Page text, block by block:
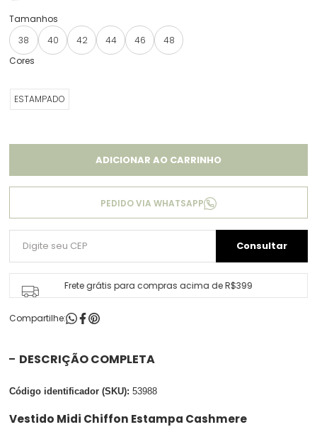
38 40 42 44 46 48
ESTAMPADO
ADICIONAR AO CARRINHO
PEDIDO VIA WHATSAPP
Frete grátis para compras acima de R$399
Compartilhe:
DESCRIÇÃO COMPLETA
Código identificador (SKU): 53988
Vestido Midi Chiffon Estampa Cashmere